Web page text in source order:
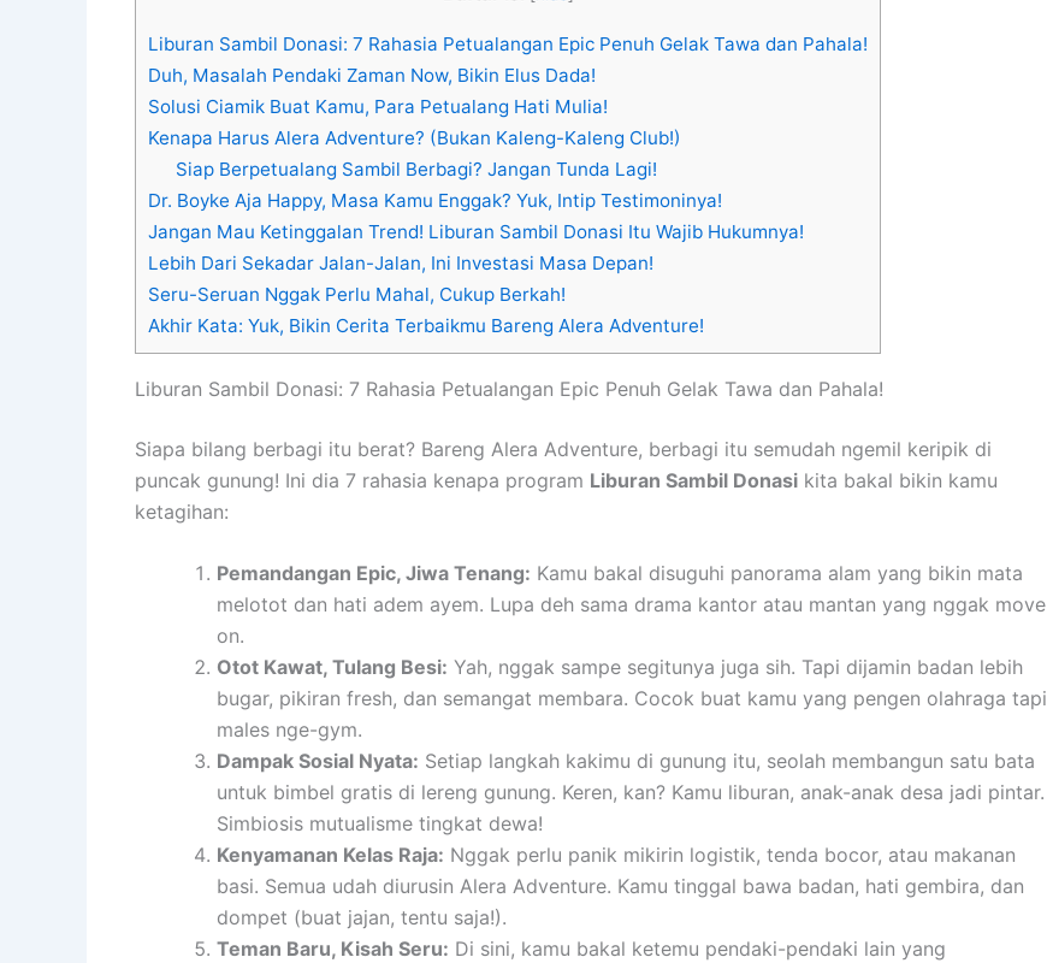
Liburan Sambil Donasi: 7 Rahasia Petualangan Epic Penuh Gelak Tawa dan Pahala!
Duh, Masalah Pendaki Zaman Now, Bikin Elus Dada!
Solusi Ciamik Buat Kamu, Para Petualang Hati Mulia!
Kenapa Harus Alera Adventure? (Bukan Kaleng-Kaleng Club!)
Siap Berpetualang Sambil Berbagi? Jangan Tunda Lagi!
Dr. Boyke Aja Happy, Masa Kamu Enggak? Yuk, Intip Testimoninya!
Jangan Mau Ketinggalan Trend! Liburan Sambil Donasi Itu Wajib Hukumnya!
Lebih Dari Sekadar Jalan-Jalan, Ini Investasi Masa Depan!
Seru-Seruan Nggak Perlu Mahal, Cukup Berkah!
Akhir Kata: Yuk, Bikin Cerita Terbaikmu Bareng Alera Adventure!
Liburan Sambil Donasi: 7 Rahasia Petualangan Epic Penuh Gelak Tawa dan Pahala!
Siapa bilang berbagi itu berat? Bareng Alera Adventure, berbagi itu semudah ngemil keripik di
puncak gunung! Ini dia 7 rahasia kenapa program Liburan Sambil Donasi kita bakal bikin kamu
ketagihan:
Pemandangan Epic, Jiwa Tenang: Kamu bakal disuguhi panorama alam yang bikin mata
melotot dan hati adem ayem. Lupa deh sama drama kantor atau mantan yang nggak move
on.
Otot Kawat, Tulang Besi: Yah, nggak sampe segitunya juga sih. Tapi dijamin badan lebih
bugar, pikiran fresh, dan semangat membara. Cocok buat kamu yang pengen olahraga tapi
males nge-gym.
Dampak Sosial Nyata: Setiap langkah kakimu di gunung itu, seolah membangun satu bata
untuk bimbel gratis di lereng gunung. Keren, kan? Kamu liburan, anak-anak desa jadi pintar.
Simbiosis mutualisme tingkat dewa!
Kenyamanan Kelas Raja: Nggak perlu panik mikirin logistik, tenda bocor, atau makanan
basi. Semua udah diurusin Alera Adventure. Kamu tinggal bawa badan, hati gembira, dan
dompet (buat jajan, tentu saja!).
Teman Baru, Kisah Seru: Di sini, kamu bakal ketemu pendaki-pendaki lain yang